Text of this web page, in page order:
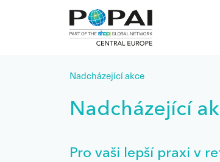
Nadcházející akce
Nadcházející
Pro vaši lepší praxi v